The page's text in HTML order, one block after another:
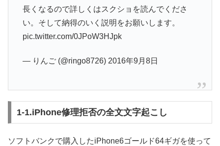
長くなるので詳しくはスクショを読んでくださ
い。そして納得のいく説明をお願いします。
pic.twitter.com/0JPoW3HJpk
— りんご (@ringo8726) 2016年9月8日
1-1.iPhone修理拒否の全文文字起こし
ソフトバンクで購入したiPhone6ゴールド64ギガを使って